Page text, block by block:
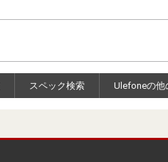
スペック検索 Ulefoneの他